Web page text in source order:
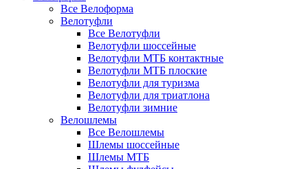
Все Велоформа
Велотуфли
Все Велотуфли
Велотуфли шоссейные
Велотуфли МТБ контактные
Велотуфли МТБ плоские
Велотуфли для туризма
Велотуфли для триатлона
Велотуфли зимние
Велошлемы
Все Велошлемы
Шлемы шоссейные
Шлемы МТБ